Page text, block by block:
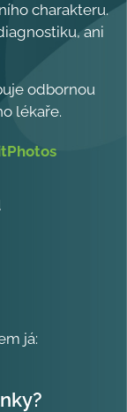
charakteru.
ani
odbornou
lékaře.
já: